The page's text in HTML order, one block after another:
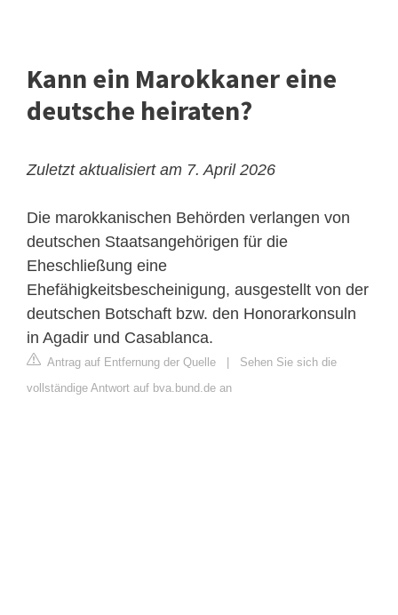
Kann ein Marokkaner eine
deutsche heiraten?
Zuletzt aktualisiert am 7. April 2026
Die marokkanischen Behörden verlangen von
deutschen Staatsangehörigen für die
Eheschließung eine
Ehefähigkeitsbescheinigung, ausgestellt von der
deutschen Botschaft bzw. den Honorarkonsuln
in Agadir und Casablanca.
Antrag auf Entfernung der Quelle
Sehen Sie sich die
vollständige Antwort auf bva.bund.de an